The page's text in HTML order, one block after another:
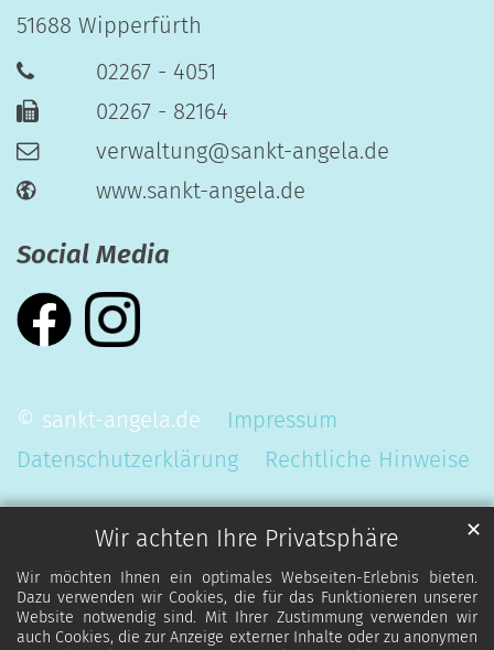
Wir achten Ihre Privatsphäre
Wir möchten Ihnen ein optimales Webseiten-Erlebnis bieten.
Dazu verwenden wir Cookies, die für das Funktionieren unserer
Website notwendig sind. Mit Ihrer Zustimmung verwenden wir
auch Cookies, die zur Anzeige externer Inhalte oder zu anonymen
✕
51688 Wipperfürth
02267 - 4051
02267 - 82164
verwaltung@sankt-angela.de
www.sankt-angela.de
Social Media
© sankt-angela.de
Impressum
Datenschutzerklärung
Rechtliche Hinweise